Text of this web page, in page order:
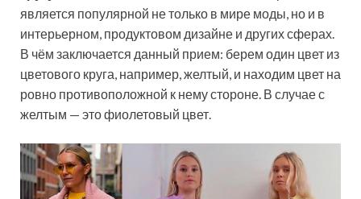
является популярной не только в мире моды, но и в
интерьерном, продуктовом дизайне и других сферах.
В чём заключается данный прием: берем один цвет из
цветового круга, например, желтый, и находим цвет на
ровно противоположной к нему стороне. В случае с
желтым — это фиолетовый цвет.